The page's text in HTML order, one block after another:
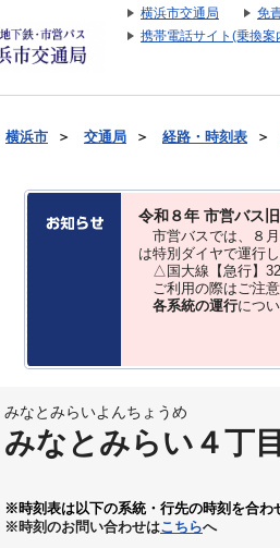
横浜市交通局 免
携帯電話サイト(乗換案
横浜市 ＞ 交通局 ＞ 経路・時刻表 ＞
令和８年 市営バス
市営バスでは、８
は特別ダイヤで運⾏し
△国大線【急行】
ご利用の際はご注意
各系統の運行につ
みなとみらいよんちょうめ
みなとみらい４丁
※時刻表は以下の系統・行先の時刻を合わ
※時刻のお問い合わせはこちらへ